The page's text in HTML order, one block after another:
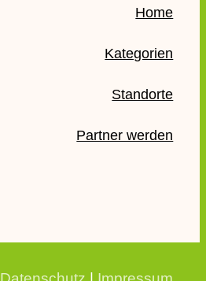
Home
Kategorien
Standorte
Partner werden